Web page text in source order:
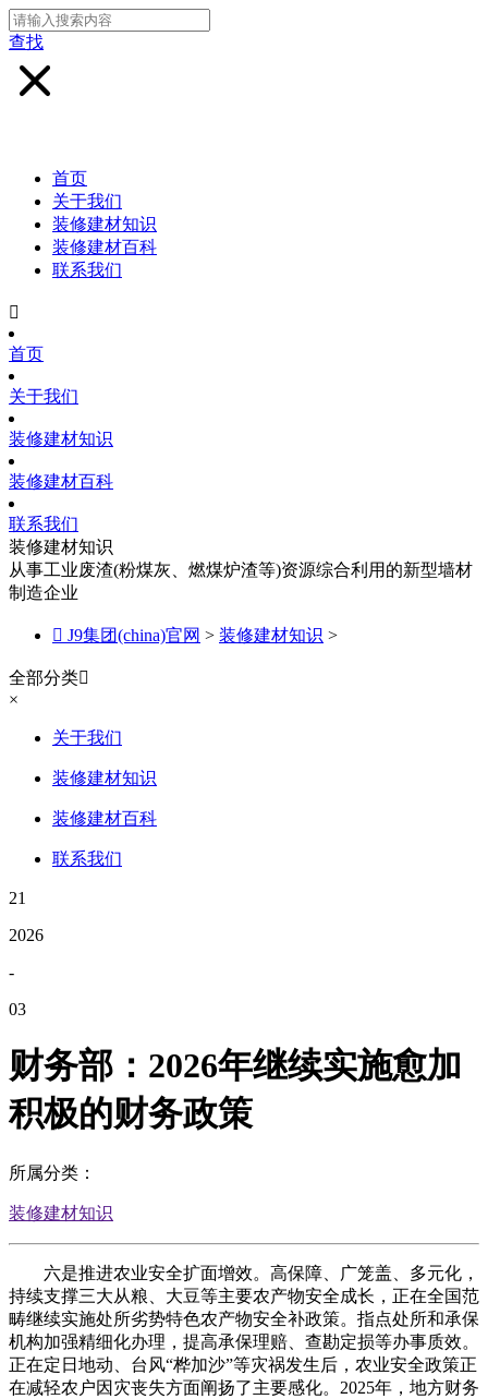
查找
首页
关于我们
装修建材知识
装修建材百科
联系我们

首页
关于我们
装修建材知识
装修建材百科
联系我们
装修建材知识
从事工业废渣(粉煤灰、燃煤炉渣等)资源综合利用的新型墙材
制造企业
 J9集团(china)官网 > 装修建材知识 >
全部分类
×
关于我们
装修建材知识
装修建材百科
联系我们
21
2026
-
03
财务部：2026年继续实施愈加
积极的财务政策
所属分类：
装修建材知识
六是推进农业安全扩面增效。高保障、广笼盖、多元化，
持续支撑三大从粮、大豆等主要农产物安全成长，正在全国范
畴继续实施处所劣势特色农产物安全补政策。指点处所和承保
机构加强精细化办理，提高承保理赔、查勘定损等办事质效。
正在定日地动、台风“桦加沙”等灾祸发生后，农业安全政策正
在减轻农户因灾丧失方面阐扬了主要感化。2025年，地方财务